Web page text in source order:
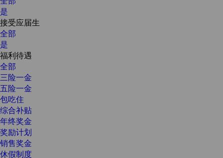
是
接受应届生
全部
是
福利待遇
全部
三险一金
五险一金
包吃住
综合补贴
年终奖金
奖励计划
销售奖金
休假制度